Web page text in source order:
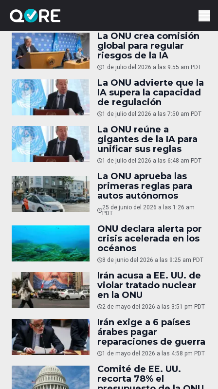
La ONU crea comisión
global para regular
riesgos de la IA
1 de julio del 2026 a las 9:55 am PDT
La ONU advierte que la
IA supera la capacidad
de regulación
1 de julio del 2026 a las 7:50 am PDT
La ONU reúne a
gigantes de la IA para
unificar sus reglas
1 de julio del 2026 a las 6:48 am PDT
La ONU aprueba las
primeras reglas para
autos autónomos
25 de junio del 2026 a las 1:26 am
PDT
ONU declara alerta por
crisis acelerada en los
océanos
8 de junio del 2026 a las 9:25 am PDT
Irán acusa a EE. UU. de
violar tratado nuclear
en la ONU
2 de mayo del 2026 a las 3:51 pm PDT
Irán exige a 6 países
árabes pagar
reparaciones de guerra
1 de mayo del 2026 a las 4:58 pm PDT
Comité de EE. UU.
recorta 78% el